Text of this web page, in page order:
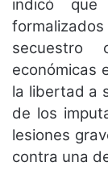
indicó que
secuestro
económicas
la libertad a
de los
lesiones
contra una